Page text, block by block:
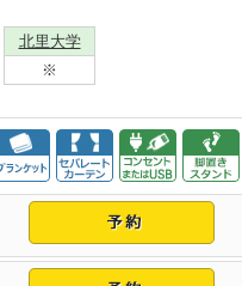
北里大学
※